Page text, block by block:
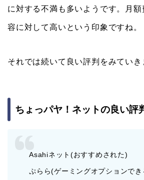
に対する不満も多いようです。月
容に対して高いという印象ですね。
それでは続いて良い評判をみていき
ちょっパヤ！ネットの良い評
Asahiネット(おすすめされた)
ぷらら(ゲーミングオプションでき